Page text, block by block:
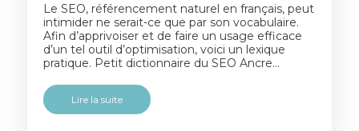
Le SEO, référencement naturel en français, peut
intimider ne serait-ce que par son vocabulaire.
Afin d’apprivoiser et de faire un usage efficace
d’un tel outil d’optimisation, voici un lexique
pratique. Petit dictionnaire du SEO Ancre…
Lire la suite